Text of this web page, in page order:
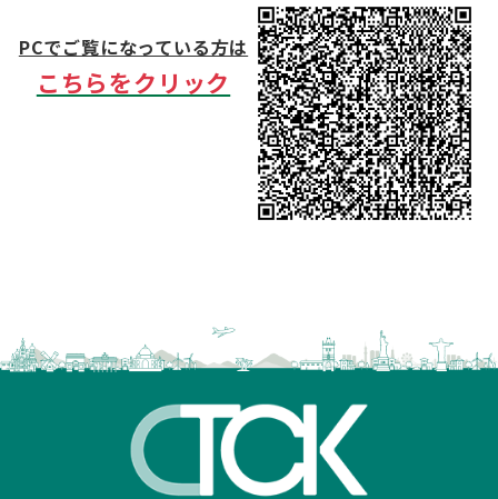
PCでご覧になっている方は
こちらをクリック